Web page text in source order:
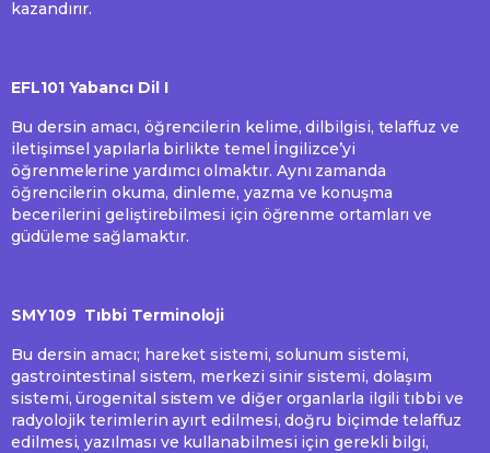
kazandırır.
EFL101 Yabancı Dil I
Bu dersin amacı, öğrencilerin kelime, dilbilgisi, telaffuz ve
iletişimsel yapılarla birlikte temel İngilizce’yi
öğrenmelerine yardımcı olmaktır. Aynı zamanda
öğrencilerin okuma, dinleme, yazma ve konuşma
becerilerini geliştirebilmesi için öğrenme ortamları ve
güdüleme sağlamaktır.
SMY109 Tıbbi Terminoloji
Bu dersin amacı; hareket sistemi, solunum sistemi,
gastrointestinal sistem, merkezi sinir sistemi, dolaşım
sistemi, ürogenital sistem ve diğer organlarla ilgili tıbbi ve
radyolojik terimlerin ayırt edilmesi, doğru biçimde telaffuz
edilmesi, yazılması ve kullanabilmesi için gerekli bilgi,